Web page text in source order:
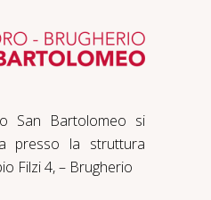
San Bartolomeo si
presso la struttura
Filzi 4, – Brugherio